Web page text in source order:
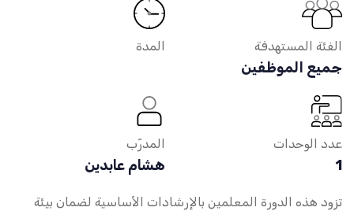
الفئة المستهدفة
جميع الموظفين
المدة
عدد الوحدات
1
المدرّب
هشام عابدين
تزود هذه الدورة المعلمين بالإرشادات الأساسية لضمان بيئة